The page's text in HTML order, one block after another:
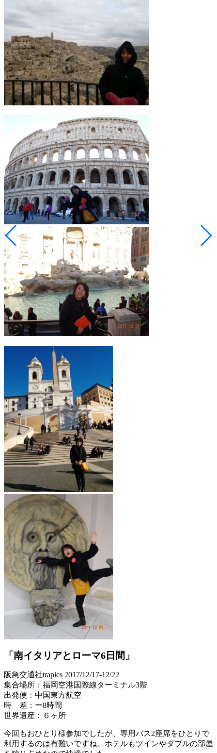
「南イタリアとローマ6日間」
阪急交通社trapics 2017/12/17-12/22
集合場所：福岡空港国際線ターミナル3階
出発便：中国東方航空
時 差：ー8時間
世界遺産：６ヶ所
今回もおひとり様参加でしたが、専用バス2座席をひとりで
利用するのは有難いですね。ホテルもツインやダブルの部屋